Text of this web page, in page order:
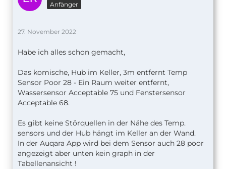
Anfänger
27. November 2022
Habe ich alles schon gemacht,
Das komische, Hub im Keller, 3m entfernt Temp
Sensor Poor 28 - Ein Raum weiter entfernt,
Wassersensor Acceptable 75 und Fenstersensor
Acceptable 68.
Es gibt keine Störquellen in der Nähe des Temp.
sensors und der Hub hängt im Keller an der Wand.
In der Auqara App wird bei dem Sensor auch 28 poor
angezeigt aber unten kein graph in der
Tabellenansicht !